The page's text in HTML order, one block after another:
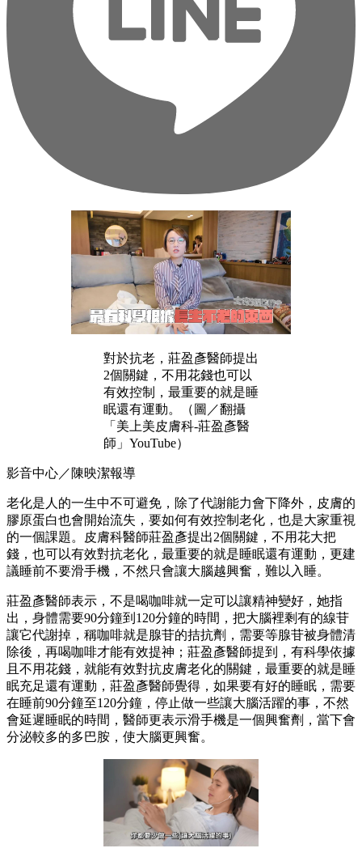
對於抗老，莊盈彥醫師提出
2個關鍵，不用花錢也可以
有效控制，最重要的就是睡
眠還有運動。（圖／翻攝
「美上美皮膚科-莊盈彥醫
師」YouTube）
影音中心／陳映潔報導
老化是人的一生中不可避免，除了代謝能力會下降外，皮膚的
膠原蛋白也會開始流失，要如何有效控制老化，也是大家重視
的一個課題。皮膚科醫師莊盈彥提出2個關鍵，不用花大把
錢，也可以有效對抗老化，最重要的就是睡眠還有運動，更建
議睡前不要滑手機，不然只會讓大腦越興奮，難以入睡。
莊盈彥醫師表示，不是喝咖啡就一定可以讓精神變好，她指
出，身體需要90分鐘到120分鐘的時間，把大腦裡剩有的線苷
讓它代謝掉，稱咖啡就是腺苷的拮抗劑，需要等腺苷被身體清
除後，再喝咖啡才能有效提神；莊盈彥醫師提到，有科學依據
且不用花錢，就能有效對抗皮膚老化的關鍵，最重要的就是睡
眠充足還有運動，莊盈彥醫師覺得，如果要有好的睡眠，需要
在睡前90分鐘至120分鐘，停止做一些讓大腦活躍的事，不然
會延遲睡眠的時間，醫師更表示滑手機是一個興奮劑，當下會
分泌較多的多巴胺，使大腦更興奮。